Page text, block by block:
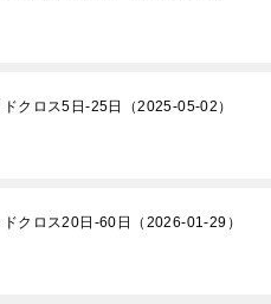
ドクロス5日-25日（2025-05-02）
ドクロス20日-60日（2026-01-29）